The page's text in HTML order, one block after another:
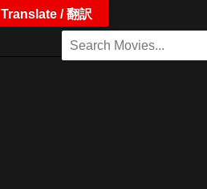
Translate / 翻訳